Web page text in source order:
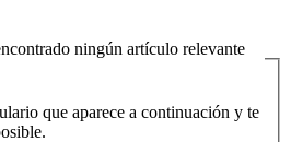
ningún artículo relevante
que aparece a continuación y te